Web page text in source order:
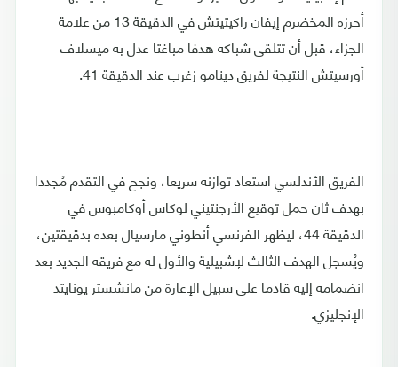
أحرزه المخضرم إيفان راكيتيتش في الدقيقة 13 من علامة
الجزاء، قبل أن تتلقى شباكه هدفا مباغتا عدل به ميسلاف
أورسيتش النتيجة لفريق دينامو زغرب عند الدقيقة 41.
الفريق الأندلسي استعاد توازنه سريعا، ونجح في التقدم مُجددا
بهدف ثان حمل توقيع الأرجنتيني لوكاس أوكامبوس في
الدقيقة 44، ليظهر الفرنسي أنطوني مارسيال بعده بدقيقتين،
ويُسجل الهدف الثالث لإشبيلية والأول له مع فريقه الجديد بعد
انضمامه إليه قادما على سبيل الإعارة من مانشستر يونايتد
الإنجليزي.